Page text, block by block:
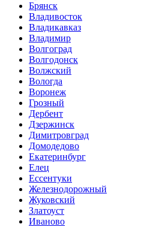
Брянск
Владивосток
Владикавказ
Владимир
Волгоград
Волгодонск
Волжский
Вологда
Воронеж
Грозный
Дербент
Дзержинск
Димитровград
Домодедово
Екатеринбург
Елец
Ессентуки
Железнодорожный
Жуковский
Златоуст
Иваново